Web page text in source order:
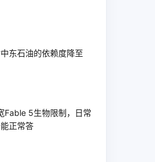
东石油的依赖度降至
Fable 5生物限制，日常
正常答